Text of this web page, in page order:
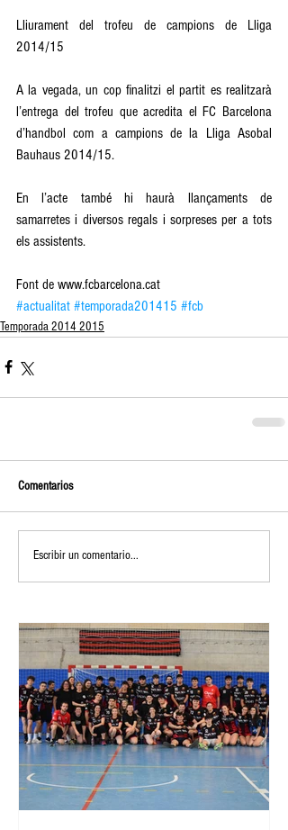
Lliurament del trofeu de campions de Lliga
2014/15
A la vegada, un cop finalitzi el partit es realitzarà
l’entrega del trofeu que acredita el FC Barcelona
d’handbol com a campions de la Lliga Asobal
Bauhaus 2014/15.
En l’acte també hi haurà llançaments de
samarretes i diversos regals i sorpreses per a tots
els assistents.
Font de www.fcbarcelona.cat
#actualitat #temporada201415 #fcb
Temporada 2014 2015
Comentarios
Escribir un comentario...